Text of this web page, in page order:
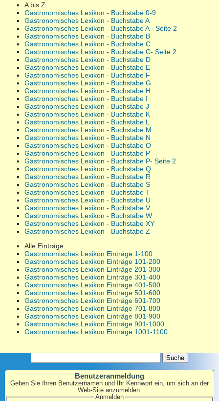
A bis Z
Gastronomisches Lexikon - Buchstabe 0-9
Gastronomisches Lexikon - Buchstabe A
Gastronomisches Lexikon - Buchstabe A - Seite 2
Gastronomisches Lexikon - Buchstabe B
Gastronomisches Lexikon - Buchstabe C
Gastronomisches Lexikon - Buchstabe C- Seite 2
Gastronomisches Lexikon - Buchstabe D
Gastronomisches Lexikon - Buchstabe E
Gastronomisches Lexikon - Buchstabe F
Gastronomisches Lexikon - Buchstabe G
Gastronomisches Lexikon - Buchstabe H
Gastronomisches Lexikon - Buchstabe I
Gastronomisches Lexikon - Buchstabe J
Gastronomisches Lexikon - Buchstabe K
Gastronomisches Lexikon - Buchstabe L
Gastronomisches Lexikon - Buchstabe M
Gastronomisches Lexikon - Buchstabe N
Gastronomisches Lexikon - Buchstabe O
Gastronomisches Lexikon - Buchstabe P
Gastronomisches Lexikon - Buchstabe P- Seite 2
Gastronomisches Lexikon - Buchstabe Q
Gastronomisches Lexikon - Buchstabe R
Gastronomisches Lexikon - Buchstabe S
Gastronomisches Lexikon - Buchstabe T
Gastronomisches Lexikon - Buchstabe U
Gastronomisches Lexikon - Buchstabe V
Gastronomisches Lexikon - Buchstabe W
Gastronomisches Lexikon - Buchstabe XY
Gastronomisches Lexikon - Buchstabe Z
Alle Einträge
Gastronomisches Lexikon Einträge 1-100
Gastronomisches Lexikon Einträge 101-200
Gastronomisches Lexikon Einträge 201-300
Gastronomisches Lexikon Einträge 301-400
Gastronomisches Lexikon Einträge 401-500
Gastronomisches Lexikon Einträge 501-600
Gastronomisches Lexikon Einträge 601-700
Gastronomisches Lexikon Einträge 701-800
Gastronomisches Lexikon Einträge 801-900
Gastronomisches Lexikon Einträge 901-1000
Gastronomisches Lexikon Einträge 1001-1100
Benutzeranmeldung
Geben Sie Ihren Benutzernamen und Ihr Kennwort ein, um sich an der
Web-Site anzumelden:
Anmelden